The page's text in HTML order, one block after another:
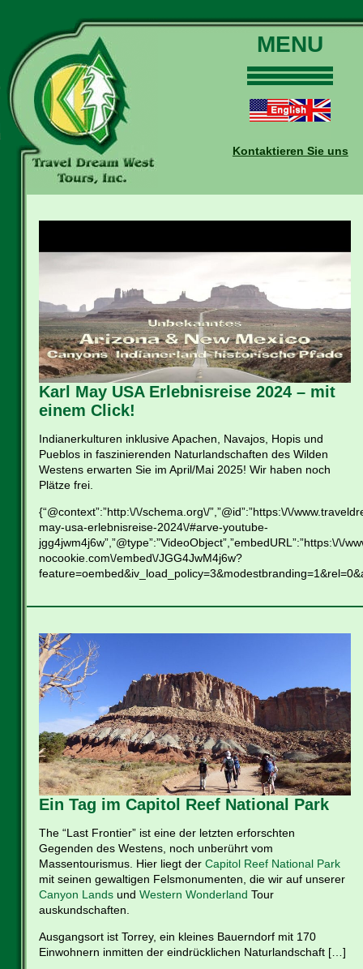
MENU
Touren
Daten und Preise
Buchungen
Kontaktieren Sie uns
Karl May USA Erlebnisreise 2024 – mit
einem Click!
Indianerkulturen inklusive Apachen, Navajos, Hopis und
Pueblos in faszinierenden Naturlandschaften des Wilden
Westens erwarten Sie im April/Mai 2025! Wir haben noch
Plätze frei.
{“@context”:”http:\/\/schema.org\/”,”@id”:”https:\/\/
may-usa-erlebnisreise-2024\/#arve-youtube-
jgg4jwm4j6w”,”@type”:”VideoObject”,”embedURL”:”https:\/\/
nocookie.com\/embed\/JGG4JwM4j6w?
Ein Tag im Capitol Reef National Park
The “Last Frontier” ist eine der letzten erforschten
Gegenden des Westens, noch unberührt vom
Massentourismus. Hier liegt der Capitol Reef National Park
mit seinen gewaltigen Felsmonumenten, die wir auf unserer
Canyon Lands und Western Wonderland Tour
auskundschaften.
Ausgangsort ist Torrey, ein kleines Bauerndorf mit 170
Einwohnern inmitten der eindrücklichen Naturlandschaft […]